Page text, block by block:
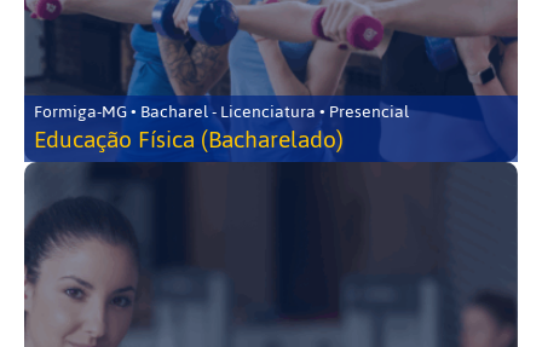
Formiga-MG • Bacharel - Licenciatura • Presencial
Educação Física (Bacharelado)